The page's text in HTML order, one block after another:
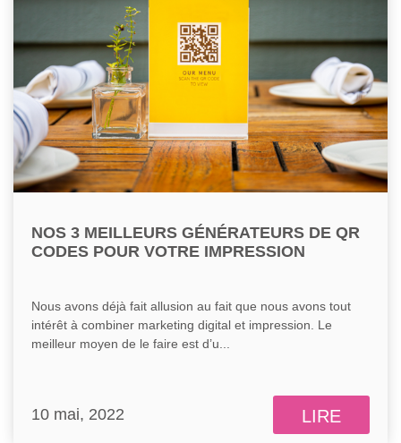
NOS 3 MEILLEURS GÉNÉRATEURS DE QR
CODES POUR VOTRE IMPRESSION
Nous avons déjà fait allusion au fait que nous avons tout
intérêt à combiner marketing digital et impression. Le
meilleur moyen de le faire est d’u...
10 mai, 2022 LIRE